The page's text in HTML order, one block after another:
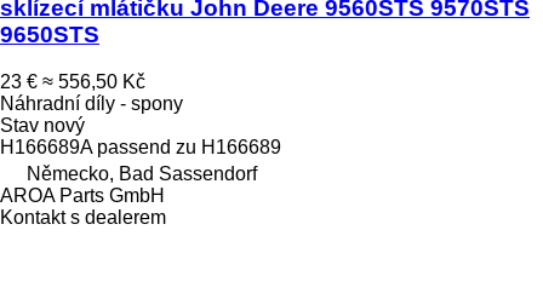
sklízecí mlátičku John Deere 9560STS 9570STS
9650STS
23 € ≈ 556,50 Kč
Náhradní díly - spony
Stav nový
H166689A passend zu H166689
Německo, Bad Sassendorf
AROA Parts GmbH
Kontakt s dealerem